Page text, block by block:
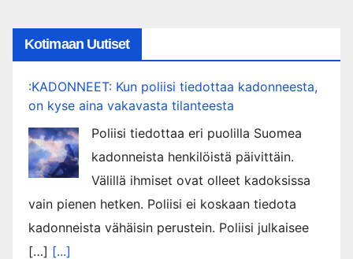
Kotimaan Uutiset
:KADONNEET: Kun poliisi tiedottaa kadonneesta,
on kyse aina vakavasta tilanteesta
Poliisi tiedottaa eri puolilla Suomea
kadonneista henkilöistä päivittäin.
Välillä ihmiset ovat olleet kadoksissa
vain pienen hetken. Poliisi ei koskaan tiedota
kadonneista vähäisin perustein. Poliisi julkaisee
[…] [...]